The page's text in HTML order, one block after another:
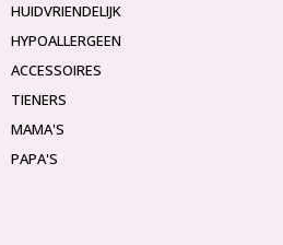
HUIDVRIENDELIJK
HYPOALLERGEEN
ACCESSOIRES
TIENERS
MAMA'S
PAPA'S